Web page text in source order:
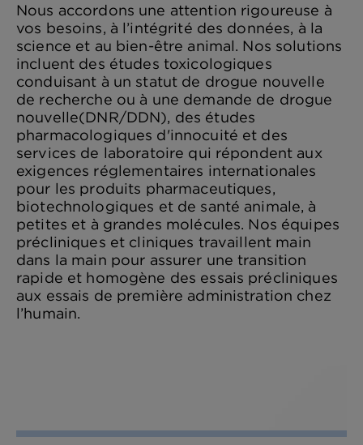
Nous accordons une attention rigoureuse à
vos besoins, à l’intégrité des données, à la
science et au bien-être animal. Nos solutions
incluent des études toxicologiques
conduisant à un statut de drogue nouvelle
de recherche ou à une demande de drogue
nouvelle(DNR/DDN), des études
pharmacologiques d'innocuité et des
services de laboratoire qui répondent aux
exigences réglementaires internationales
pour les produits pharmaceutiques,
biotechnologiques et de santé animale, à
petites et à grandes molécules. Nos équipes
précliniques et cliniques travaillent main
dans la main pour assurer une transition
rapide et homogène des essais précliniques
aux essais de première administration chez
l’humain.